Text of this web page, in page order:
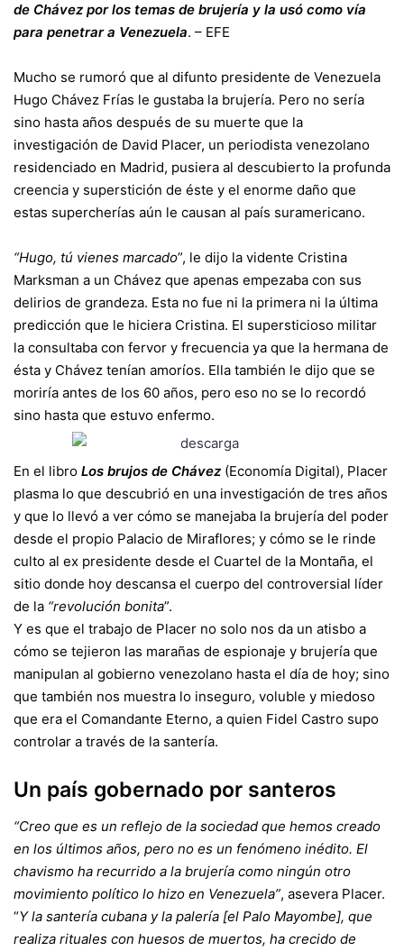
de Chávez por los temas de brujería y la usó como vía
para penetrar a Venezuela. – EFE
Mucho se rumoró que al difunto presidente de Venezuela
Hugo Chávez Frías le gustaba la brujería. Pero no sería
sino hasta años después de su muerte que la
investigación de David Placer, un periodista venezolano
residenciado en Madrid, pusiera al descubierto la profunda
creencia y superstición de éste y el enorme daño que
estas supercherías aún le causan al país suramericano.
“Hugo, tú vienes marcado”, le dijo la vidente Cristina
Marksman a un Chávez que apenas empezaba con sus
delirios de grandeza. Esta no fue ni la primera ni la última
predicción que le hiciera Cristina. El supersticioso militar
la consultaba con fervor y frecuencia ya que la hermana de
ésta y Chávez tenían amoríos. Ella también le dijo que se
moriría antes de los 60 años, pero eso no se lo recordó
sino hasta que estuvo enfermo.
En el libro Los brujos de Chávez (Economía Digital), Placer
plasma lo que descubrió en una investigación de tres años
y que lo llevó a ver cómo se manejaba la brujería del poder
desde el propio Palacio de Miraflores; y cómo se le rinde
culto al ex presidente desde el Cuartel de la Montaña, el
sitio donde hoy descansa el cuerpo del controversial líder
de la “revolución bonita”.
Y es que el trabajo de Placer no solo nos da un atisbo a
cómo se tejieron las marañas de espionaje y brujería que
manipulan al gobierno venezolano hasta el día de hoy; sino
que también nos muestra lo inseguro, voluble y miedoso
que era el Comandante Eterno, a quien Fidel Castro supo
controlar a través de la santería.
Un país gobernado por santeros
“Creo que es un reflejo de la sociedad que hemos creado
en los últimos años, pero no es un fenómeno inédito. El
chavismo ha recurrido a la brujería como ningún otro
movimiento político lo hizo en Venezuela”, asevera Placer.
“Y la santería cubana y la palería [el Palo Mayombe], que
realiza rituales con huesos de muertos, ha crecido de